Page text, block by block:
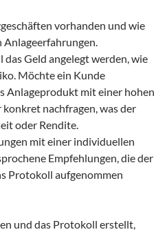
vorhanden und wie
Anlageerfahrungen.
Geld angelegt werden, wie
Möchte ein Kunde
Anlageprodukt mit einer hohen
konkret nachfragen, was der
oder Rendite.
mit einer individuellen
Empfehlungen, die der
Protokoll aufgenommen
und das Protokoll erstellt,